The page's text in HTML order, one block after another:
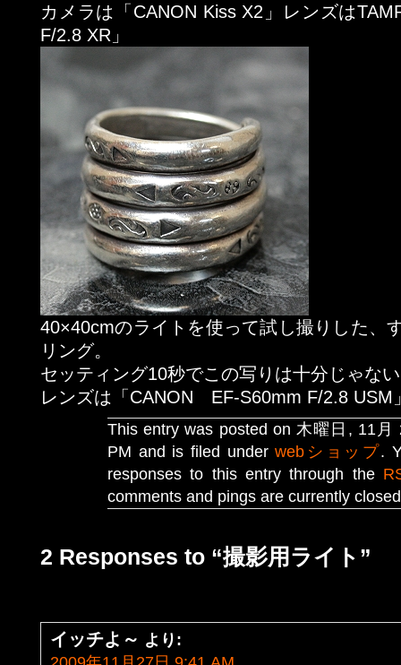
カメラは「CANON Kiss X2」レンズは
F/2.8 XR」
40×40cmのライトを使って試し撮りした、
リング。
セッティング10秒でこの写りは十分じゃな
レンズは「CANON EF-S60mm F/2.8 USM
This entry was posted on 木曜日, 11月
PM and is filed underwebショップ.
responses to this entry through the
comments and pings are currently
2 Responses to “撮影用ライト”
イッチよ～ より: